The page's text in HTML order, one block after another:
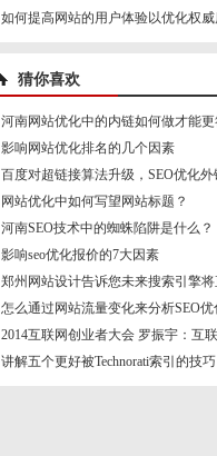
猜你喜欢
影响网站优化排名的几个因素
网站优化中如何写望网站标题？
河南SEO技术中的蜘蛛陷阱是什么？
影响seo优化报价的7大因素
讲解五个更好被Technorati索引的技巧